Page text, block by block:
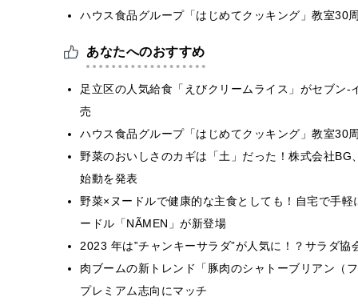
ハウス食品グループ「はじめてクッキング」教室
あなたへのおすすめ
足立区の人気給食「えびクリームライス」がセブ
売
ハウス食品グループ「はじめてクッキング」教室
野菜のおいしさのカギは「土」だった！株式会社
始動を発表
野菜×ヌードルで健康的な主食としても！自宅で手
ードル「NÃMEN」が新登場
2023 年は‟チャンキーサラダ”が人気に！？サラダ
肉ブームの新トレンド「豚肉のシャトーブリアン（
プレミアム志向にマッチ